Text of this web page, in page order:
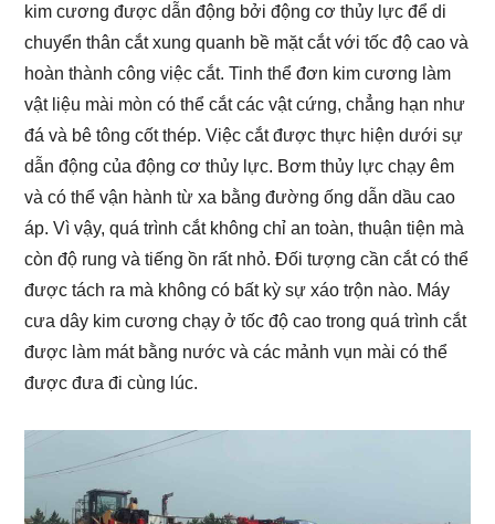
kim cương được dẫn động bởi động cơ thủy lực để di
chuyển thân cắt xung quanh bề mặt cắt với tốc độ cao và
hoàn thành công việc cắt. Tinh thể đơn kim cương làm
vật liệu mài mòn có thể cắt các vật cứng, chẳng hạn như
đá và bê tông cốt thép. Việc cắt được thực hiện dưới sự
dẫn động của động cơ thủy lực. Bơm thủy lực chạy êm
và có thể vận hành từ xa bằng đường ống dẫn dầu cao
áp. Vì vậy, quá trình cắt không chỉ an toàn, thuận tiện mà
còn độ rung và tiếng ồn rất nhỏ. Đối tượng cần cắt có thể
được tách ra mà không có bất kỳ sự xáo trộn nào. Máy
cưa dây kim cương chạy ở tốc độ cao trong quá trình cắt
được làm mát bằng nước và các mảnh vụn mài có thể
được đưa đi cùng lúc.